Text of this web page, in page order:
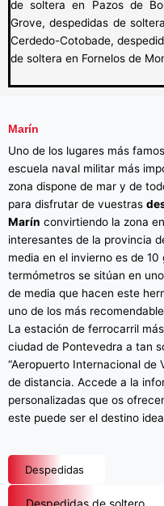
de soltera en Pazos de
Grove, despedidas de
Cerdedo-Cotobade,
de soltera en Fornelos de
Marín
Uno de los lugares más
escuela naval militar más
zona dispone de mar y de
para disfrutar de vuestras
Marín convirtiendo la zona
interesantes de la provincia
media en el invierno es de
termómetros se sitúan en
de media que hacen este
uno de los más
La estación de ferrocarril
ciudad de Pontevedra a tan
“Aeropuerto Internacional de
de distancia. Accede a la
personalizadas que os
este puede ser el destino
Despedidas